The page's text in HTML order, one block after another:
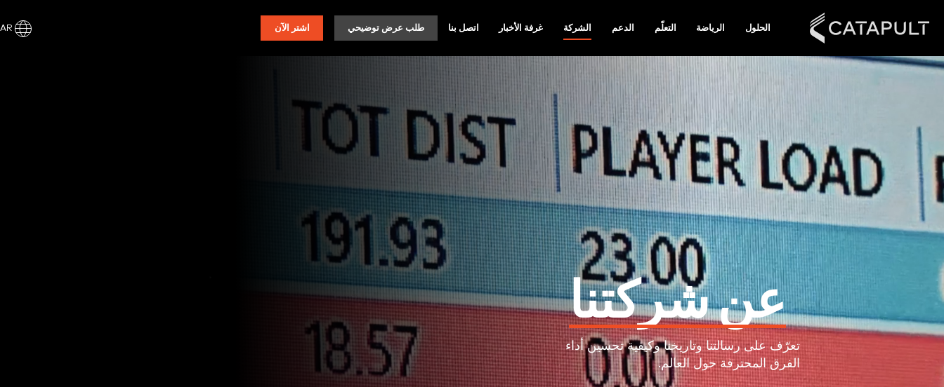
الحلول الرياضة التعلّم الدعم الشركة غرفة الأخبار اتصل بنا طلب عرض توضيحي اشتر الآن
عن شركتنا
تعرّف على رسالتنا وتاريخنا وكيفية تحسين أداء
الفرق المحترفة حول العالم.